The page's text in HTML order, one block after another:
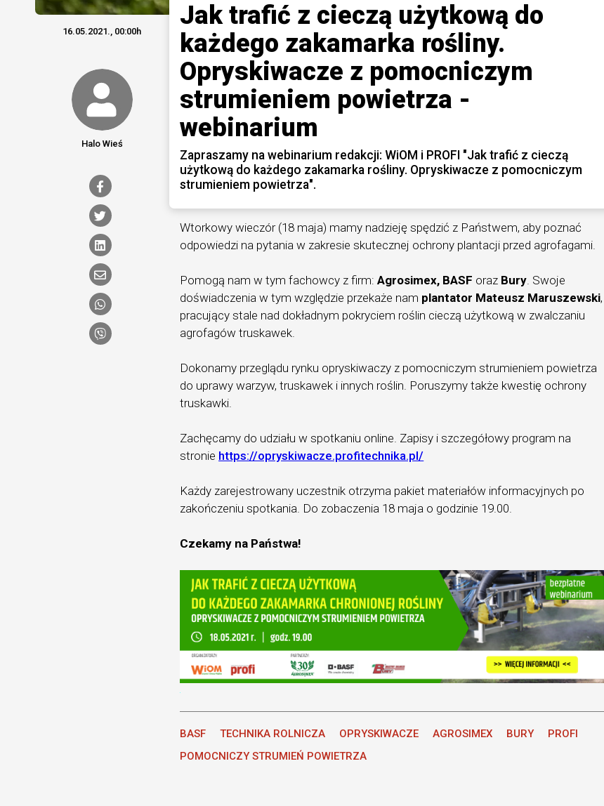
Jak trafić z cieczą użytkową do
każdego zakamarka rośliny.
Opryskiwacze z pomocniczym
strumieniem powietrza -
webinarium
Zapraszamy na webinarium redakcji: WiOM i PROFI "Jak trafić z cieczą
użytkową do każdego zakamarka rośliny. Opryskiwacze z pomocniczym
strumieniem powietrza".
16.05.2021., 00:00h
Halo Wieś
Wtorkowy wieczór (18 maja) mamy nadzieję spędzić z Państwem, aby poznać
odpowiedzi na pytania w zakresie skutecznej ochrony plantacji przed agrofagami.
Pomogą nam w tym fachowcy z firm:Agrosimex, BASF oraz Bury. Swoje
doświadczenia w tym względzie przekaże nam plantator Mateusz Maruszewski,
pracujący stale nad dokładnym pokryciem roślin cieczą użytkową w zwalczaniu
agrofagów truskawek.
Dokonamy przeglądu rynku opryskiwaczy z pomocniczym strumieniem powietrza
do uprawy warzyw, truskawek i innych roślin. Poruszymy także kwestię ochrony
truskawki.
Zachęcamy do udziału w spotkaniu online. Zapisy i szczegółowy program na
stronie https://opryskiwacze.profitechnika.pl/
Każdy zarejestrowany uczestnik otrzyma pakiet materiałów informacyjnych po
zakończeniu spotkania. Do zobaczenia 18 maja o godzinie 19.00.
Czekamy na Państwa!
BASF TECHNIKA ROLNICZA OPRYSKIWACZE AGROSIMEX BURY
PROFI
POMOCNICZY STRUMIEŃ POWIETRZA